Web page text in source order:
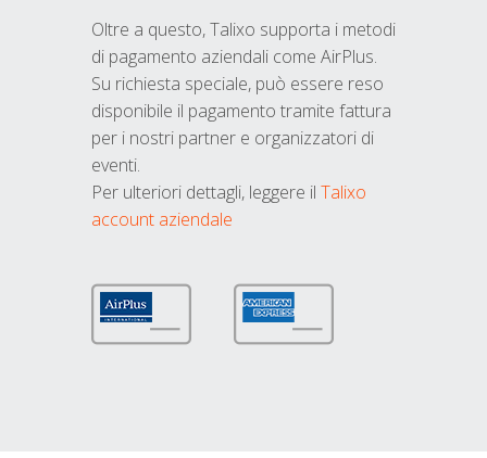
Oltre a questo, Talixo supporta i metodi
di pagamento aziendali come AirPlus.
Su richiesta speciale, può essere reso
disponibile il pagamento tramite fattura
per i nostri partner e organizzatori di
eventi.
Per ulteriori dettagli, leggere il Talixo
account aziendale